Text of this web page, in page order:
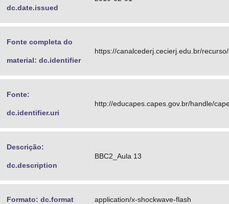
dc.date.issued
Fonte completa do
material: dc.identifier
https://canalcederj.cecierj.edu.br/
Fonte:
dc.identifier.uri
http://educapes.capes.gov.br/handle/
Descrição:
dc.description
BBC2_Aula 13
Formato: dc.format application/x-shockwave-flash